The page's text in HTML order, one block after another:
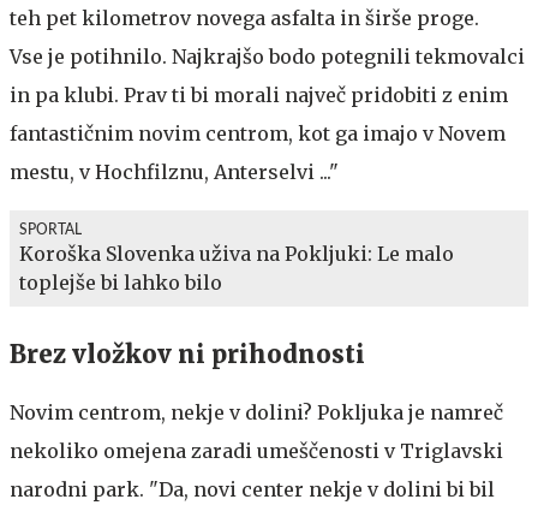
teh pet kilometrov novega asfalta in širše proge.
Vse je potihnilo. Najkrajšo bodo potegnili tekmovalci
in pa klubi. Prav ti bi morali največ pridobiti z enim
fantastičnim novim centrom, kot ga imajo v Novem
mestu, v Hochfilznu, Anterselvi ..."
SPORTAL
Koroška Slovenka uživa na Pokljuki: Le malo
toplejše bi lahko bilo
Brez vložkov ni prihodnosti
Novim centrom, nekje v dolini? Pokljuka je namreč
nekoliko omejena zaradi umeščenosti v Triglavski
narodni park. "Da, novi center nekje v dolini bi bil